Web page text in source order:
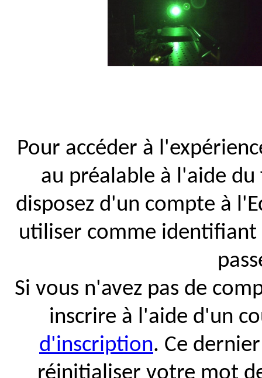
Pour accéder à
au préalable à l'aide
disposez d'un compte à
utiliser comme
Si vous n'avez pas de
inscrire à l'aide d'un
d'inscription. Ce